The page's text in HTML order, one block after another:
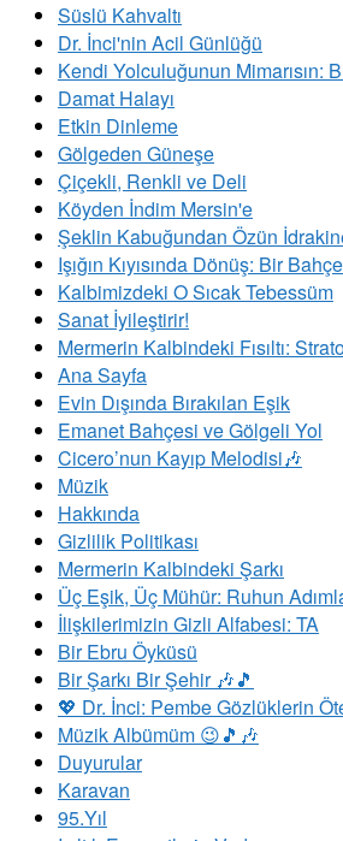
Süslü Kahvaltı
Dr. İnci'nin Acil Günlüğü
Kendi Yolculuğunun Mimarısın:
Damat Halayı
Etkin Dinleme
Gölgeden Güneşe
Çiçekli, Renkli ve Deli
Köyden İndim Mersin'e
Şeklin Kabuğundan Özün
Işığın Kıyısında Dönüş: Bir
Kalbimizdeki O Sıcak Tebessüm
Sanat İyileştirir!
Mermerin Kalbindeki Fısıltı:
Ana Sayfa
Evin Dışında Bırakılan Eşik
Emanet Bahçesi ve Gölgeli Yol
Cicero’nun Kayıp Melodisi🎶
Müzik
Hakkında
Gizlilik Politikası
Mermerin Kalbindeki Şarkı
Üç Eşik, Üç Mühür: Ruhun
İlişkilerimizin Gizli Alfabesi: TA
Bir Ebru Öyküsü
Bir Şarkı Bir Şehir 🎶🎵
💖 Dr. İnci: Pembe Gözlüklerin
Müzik Albümüm 😉🎵🎶
Duyurular
Karavan
95.Yıl